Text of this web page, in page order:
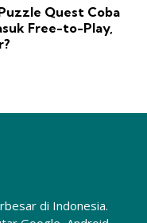
Quest Coba
Free-to-Play,
di Indonesia.